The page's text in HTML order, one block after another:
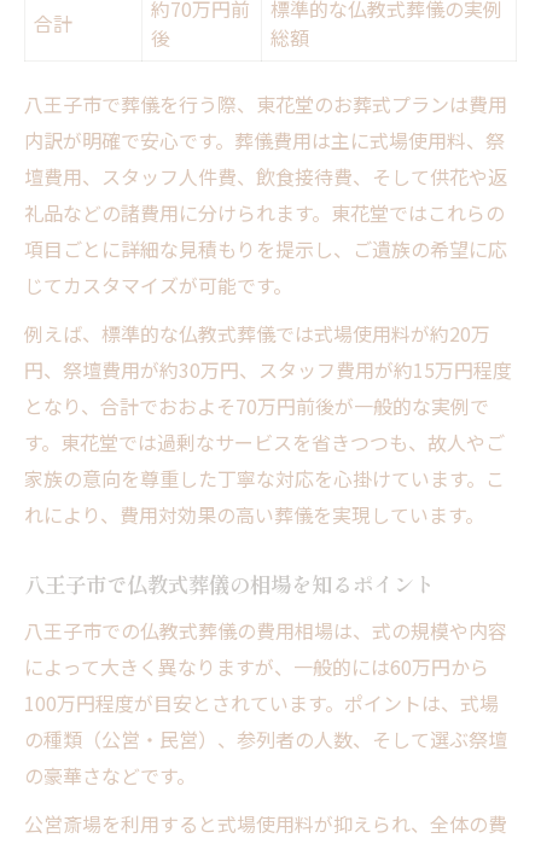
合計
約70万円前
後
標準的な仏教式葬儀の実例
総額
八王子市で葬儀を行う際、東花堂のお葬式プランは費用
内訳が明確で安心です。葬儀費用は主に式場使用料、祭
壇費用、スタッフ人件費、飲食接待費、そして供花や返
礼品などの諸費用に分けられます。東花堂ではこれらの
項目ごとに詳細な見積もりを提示し、ご遺族の希望に応
じてカスタマイズが可能です。
例えば、標準的な仏教式葬儀では式場使用料が約20万
円、祭壇費用が約30万円、スタッフ費用が約15万円程度
となり、合計でおおよそ70万円前後が一般的な実例で
す。東花堂では過剰なサービスを省きつつも、故人やご
家族の意向を尊重した丁寧な対応を心掛けています。こ
れにより、費用対効果の高い葬儀を実現しています。
八王子市で仏教式葬儀の相場を知るポイント
八王子市での仏教式葬儀の費用相場は、式の規模や内容
によって大きく異なりますが、一般的には60万円から
100万円程度が目安とされています。ポイントは、式場
の種類（公営・民営）、参列者の人数、そして選ぶ祭壇
の豪華さなどです。
公営斎場を利用すると式場使用料が抑えられ、全体の費